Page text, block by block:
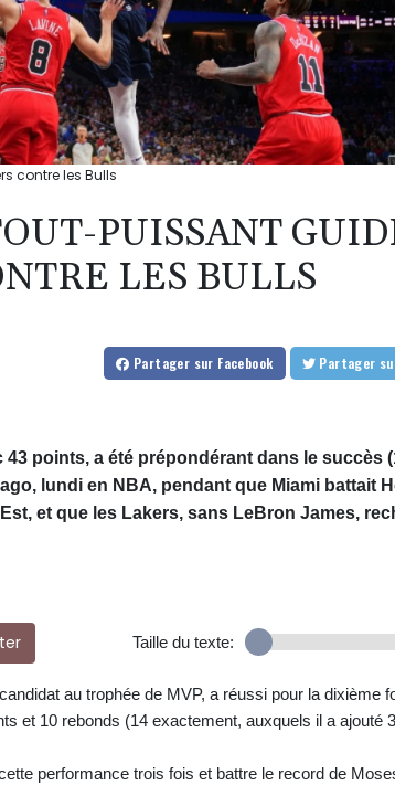
contre les Bulls
PUISSANT
LES BULLS
Partager sur Facebook Partager
points, a été prépondérant dans le succès
lundi en NBA, pendant que Miami battait
et que les Lakers, sans LeBron James,
Taille du texte:
au trophée de MVP, a réussi pour la dixième
et 10 rebonds (14 exactement, auxquels il a ajouté
performance trois fois et battre le record de